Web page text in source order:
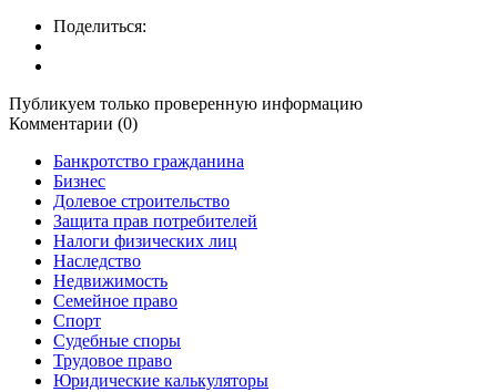
Поделиться:
Публикуем только проверенную информацию
Комментарии (0)
Банкротство гражданина
Бизнес
Долевое строительство
Защита прав потребителей
Налоги физических лиц
Наследство
Недвижимость
Семейное право
Спорт
Судебные споры
Трудовое право
Юридические калькуляторы